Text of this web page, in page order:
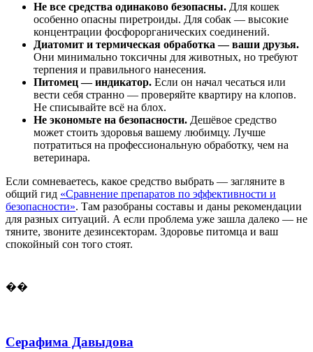
Не все средства одинаково безопасны. Для кошек
особенно опасны пиретроиды. Для собак — высокие
концентрации фосфорорганических соединений.
Диатомит и термическая обработка — ваши друзья.
Они минимально токсичны для животных, но требуют
терпения и правильного нанесения.
Питомец — индикатор. Если он начал чесаться или
вести себя странно — проверяйте квартиру на клопов.
Не списывайте всё на блох.
Не экономьте на безопасности. Дешёвое средство
может стоить здоровья вашему любимцу. Лучше
потратиться на профессиональную обработку, чем на
ветеринара.
Если сомневаетесь, какое средство выбрать — загляните в
общий гид «Сравнение препаратов по эффективности и
безопасности». Там разобраны составы и даны рекомендации
для разных ситуаций. А если проблема уже зашла далеко — не
тяните, звоните дезинсекторам. Здоровье питомца и ваш
спокойный сон того стоят.
��
Серафима Давыдова